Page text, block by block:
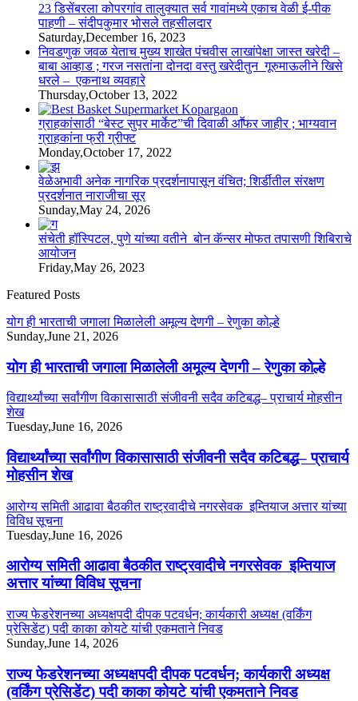
23 डिसेंबरला कोपरगांव तालुक्‍यात सर्व गावांमध्ये एकाच वेळी ई-पीक
पाहणी – संदीपकुमार भोसले तहसीलदार
Saturday,December 16, 2023
निवडणुक जवळ येताच मुख्य शाखेत पंचवीस लाखांपेक्षा जास्त खरेदी –
बाबा आव्हाड ; गरज नसतांना दोनदा वस्तु खरेदीतुन गूरुमाऊलीने खिसे
धरले – एकनाथ व्यवहारे
Thursday,October 13, 2022
ग्राहकांसाठी “बेस्ट सुपर मार्केट”ची दिवाळी आॕफर जाहीर ; भाग्यवान
ग्राहकांना फ्री ग्रीफ्ट
Monday,October 17, 2022
वेळेअभावी अनेक नागरिक प्रदर्शनापासून वंचित; शिर्डीतील संरक्षण
प्रदर्शनात नाराजीचा सूर
Sunday,May 24, 2026
संचेती हॉस्पिटल, पुणे यांच्या वतीने बोन कॅन्सर मोफत तपासणी शिबिराचे
आयोजन
Friday,May 26, 2023
Featured Posts
योग ही भारताची जगाला मिळालेली अमूल्य देणगी – रेणुका कोल्हे
Sunday,June 21, 2026
योग ही भारताची जगाला मिळालेली अमूल्य देणगी – रेणुका कोल्हे
विद्यार्थ्यांच्या सर्वांगीण विकासासाठी संजीवनी सदैव कटिबद्ध– प्राचार्य मोहसीन
शेख
Tuesday,June 16, 2026
विद्यार्थ्यांच्या सर्वांगीण विकासासाठी संजीवनी सदैव कटिबद्ध– प्राचार्य
मोहसीन शेख
आरोग्य समिती आढावा बैठकीत राष्ट्रवादीचे नगरसेवक इम्तियाज अत्तार यांच्या
विविध सूचना
Tuesday,June 16, 2026
आरोग्य समिती आढावा बैठकीत राष्ट्रवादीचे नगरसेवक इम्तियाज
अत्तार यांच्या विविध सूचना
राज्य फेडरेशनच्या अध्यक्षपदी दीपक पटवर्धन; कार्यकारी अध्यक्ष (वर्किंग
प्रेसिडेंट) पदी काका कोयटे यांची एकमताने निवड
Sunday,June 14, 2026
राज्य फेडरेशनच्या अध्यक्षपदी दीपक पटवर्धन; कार्यकारी अध्यक्ष
(वर्किंग प्रेसिडेंट) पदी काका कोयटे यांची एकमताने निवड